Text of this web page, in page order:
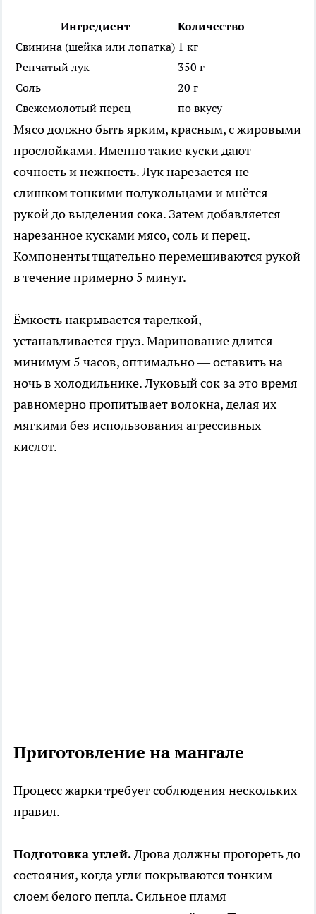
Ингредиент
Количество
Свинина (шейка или лопатка) 1 кг
Репчатый лук
350 г
Соль
20 г
Свежемолотый перец
по вкусу
Мясо должно быть ярким, красным, с жировыми
прослойками. Именно такие куски дают
сочность и нежность. Лук нарезается не
слишком тонкими полукольцами и мнётся
рукой до выделения сока. Затем добавляется
нарезанное кусками мясо, соль и перец.
Компоненты тщательно перемешиваются рукой
в течение примерно 5 минут.
Ёмкость накрывается тарелкой,
устанавливается груз. Маринование длится
минимум 5 часов, оптимально — оставить на
ночь в холодильнике. Луковый сок за это время
равномерно пропитывает волокна, делая их
мягкими без использования агрессивных
кислот.
Приготовление на мангале
Процесс жарки требует соблюдения нескольких
правил.
Подготовка углей.Дрова должны прогореть до
состояния, когда угли покрываются тонким
слоем белого пепла. Сильное пламя